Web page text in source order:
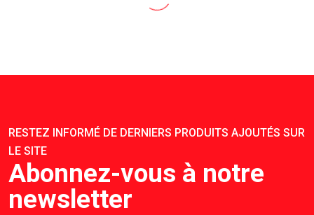
RESTEZ INFORMÉ DE DERNIERS PRODUITS AJOUTÉS SUR
LE SITE
Abonnez-vous à notre
newsletter